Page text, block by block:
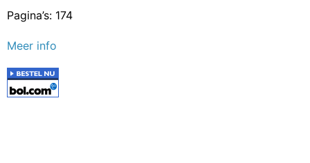
Pagina’s: 174
Meer info